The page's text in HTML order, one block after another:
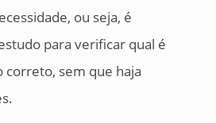
ou seja, é
para verificar qual é
sem que haja